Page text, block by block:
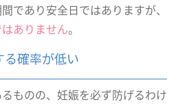
であり安全日ではありますが、
ありません。
確率が低い
ものの、妊娠を必ず防げるわけ